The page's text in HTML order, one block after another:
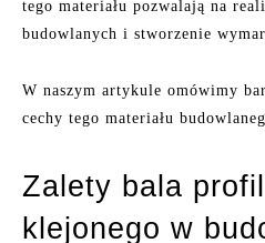
tego materiału pozwalają na
budowlanych i stworzenie
W naszym artykule omówimy
cechy tego materiału
Zalety bala
klejonego w